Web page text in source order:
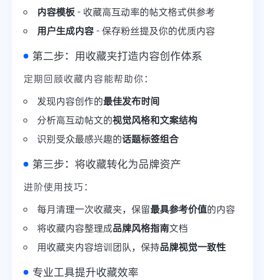
内容模板 - 收藏高互动率的帖文格式供参考
用户生成内容 - 保存粉丝提及你的优质内容
第二步：用收藏夹打造内容创作体系
定期回顾收藏内容能帮助你：
发现内容创作的最佳发布时间
分析高互动帖文的视觉风格和文案结构
识别受众最感兴趣的话题标签组合
第三步：将收藏转化为品牌资产
进阶使用技巧：
每月清理一次收藏夹，保留最具参考价值的内容
将收藏内容整理成品牌风格指南文档
用收藏夹内容培训团队，保持品牌视觉一致性
专业工具提升收藏效率